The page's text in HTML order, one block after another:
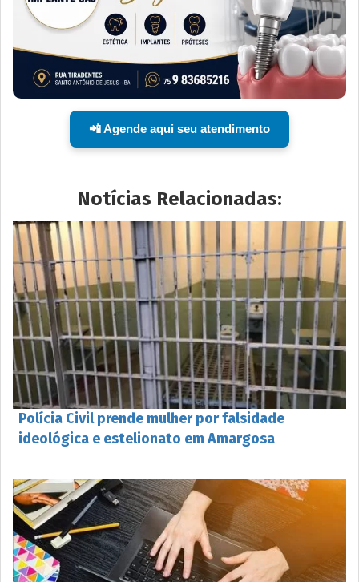
📲 Agende aqui seu atendimento
Notícias Relacionadas:
Polícia Civil prende mulher por falsidade
ideológica e estelionato em Amargosa